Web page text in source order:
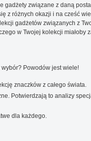
gadżety związane z daną
z różnych okazji i na cześć
gadżetów związanych z
w Twojej kolekcji miałoby
Powodów jest wiele!
znaczków z całego świata.
Potwierdzają to analizy
dla każdego.